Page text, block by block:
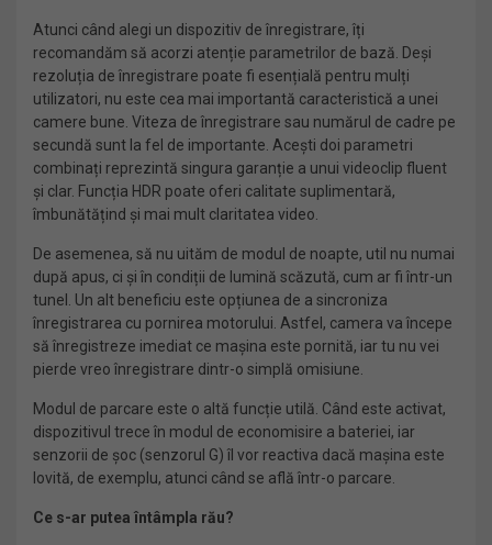
Atunci când alegi un dispozitiv de înregistrare, îți
recomandăm să acorzi atenție parametrilor de bază. Deși
rezoluția de înregistrare poate fi esențială pentru mulți
utilizatori, nu este cea mai importantă caracteristică a unei
camere bune. Viteza de înregistrare sau numărul de cadre pe
secundă sunt la fel de importante. Acești doi parametri
combinați reprezintă singura garanție a unui videoclip fluent
și clar. Funcția HDR poate oferi calitate suplimentară,
îmbunătățind și mai mult claritatea video.
De asemenea, să nu uităm de modul de noapte, util nu numai
după apus, ci și în condiții de lumină scăzută, cum ar fi într-un
tunel. Un alt beneficiu este opțiunea de a sincroniza
înregistrarea cu pornirea motorului. Astfel, camera va începe
să înregistreze imediat ce mașina este pornită, iar tu nu vei
pierde vreo înregistrare dintr-o simplă omisiune.
Modul de parcare este o altă funcție utilă. Când este activat,
dispozitivul trece în modul de economisire a bateriei, iar
senzorii de șoc (senzorul G) îl vor reactiva dacă mașina este
lovită, de exemplu, atunci când se află într-o parcare.
Ce s-ar putea întâmpla rău?